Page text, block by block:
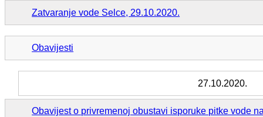
Zatvaranje vode Selce, 29.10.2020.
Obavijesti
27.10.2020.
Obavijest o privremenoj obustavi isporuke pitke vode